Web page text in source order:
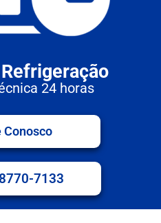
24 horas
Conosco
7133